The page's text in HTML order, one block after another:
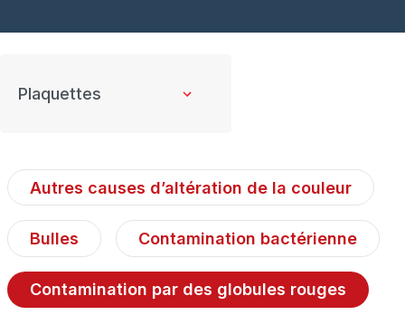
Autres causes d’altération de la couleur
Bulles Contamination bactérienne
Contamination par des globules rouges